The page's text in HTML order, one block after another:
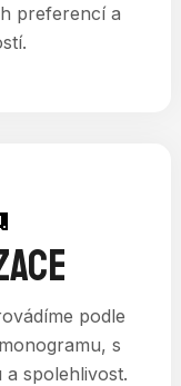
preferencí a
podle
s
a spolehlivost.